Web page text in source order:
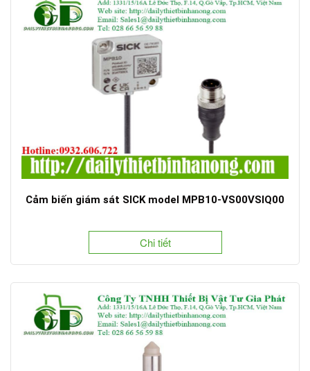
Cảm biến giám sát SICK model MPB10-VS00VSIQ00
Chi tiết